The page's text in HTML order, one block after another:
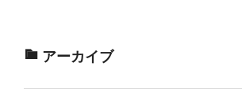
アーカイブ